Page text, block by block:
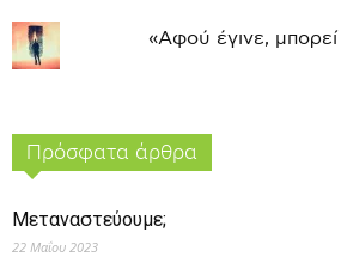
«Αφού έγινε, μπορεί
Πρόσφατα άρθρα
Μεταναστεύουμε;
22 Μαΐου 2023